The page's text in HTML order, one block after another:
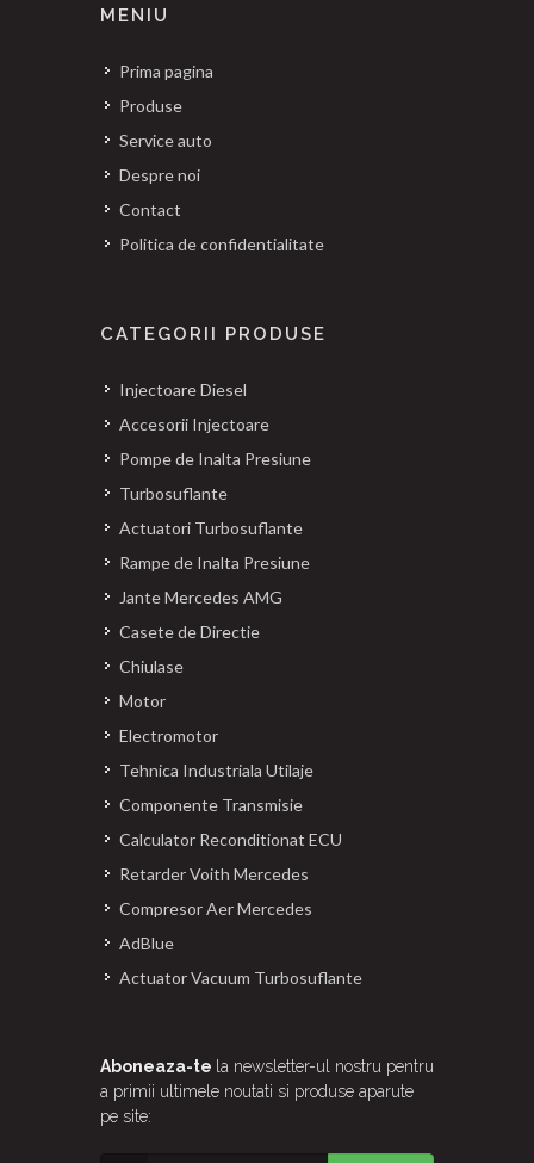
MENIU
Prima pagina
Produse
Service auto
Despre noi
Contact
Politica de confidentialitate
CATEGORII PRODUSE
Injectoare Diesel
Accesorii Injectoare
Pompe de Inalta Presiune
Turbosuflante
Actuatori Turbosuflante
Rampe de Inalta Presiune
Jante Mercedes AMG
Casete de Directie
Chiulase
Motor
Electromotor
Tehnica Industriala Utilaje
Componente Transmisie
Calculator Reconditionat ECU
Retarder Voith Mercedes
Compresor Aer Mercedes
AdBlue
Actuator Vacuum Turbosuflante
Aboneaza-te la newsletter-ul nostru pentru
a primii ultimele noutati si produse aparute
pe site: